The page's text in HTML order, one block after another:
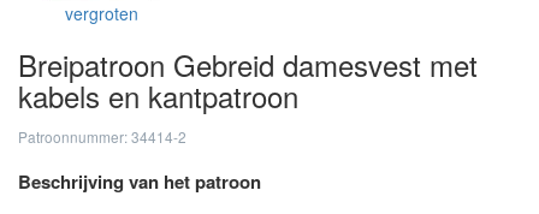
vergroten
Breipatroon Gebreid damesvest met
kabels en kantpatroon
Patroonnummer: 34414-2
Beschrijving van het patroon